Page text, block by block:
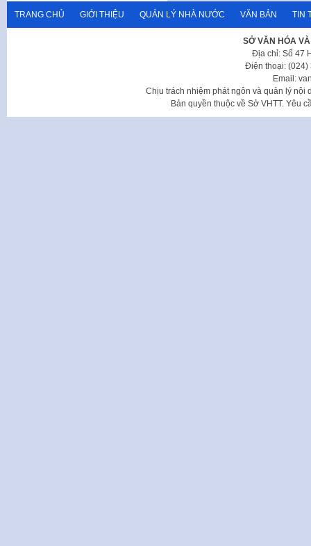
TRANG CHỦ GIỚI THIỆU QUẢN LÝ NHÀ NƯỚC VĂN BẢN TIN
SỞ VĂN HÓA
Địa chỉ: Số 47
Điện thoại: (024)
Email:
Chịu trách nhiệm phát ngôn và quản lý nội
Bản quyền thuộc về Sở VHTT. Yêu